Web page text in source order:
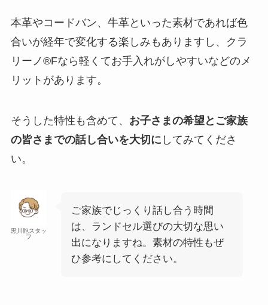
本革やコードバン、牛革といった素材であれば色
合いが経年で変化する楽しみもありますし、クラ
リーノ®Fなら軽くてお手入れがしやすいなどのメ
リットがあります。
そうした特性も含めて、 お子さまの希望とご家族
の皆さまでの話し合いを大切に してみてくださ
い。
黒川鞄スタッ
フ
ご家族でじっくり話し合う時間
は、ランドセル選びの大切な思い
出になりますね。素材の特性もぜ
ひ参考にしてください。